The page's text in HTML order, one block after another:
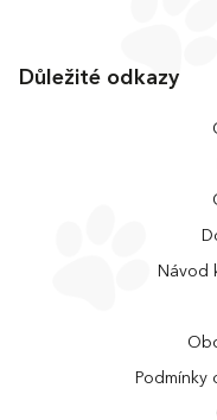
Důležité odkazy
Návod
Podmínky